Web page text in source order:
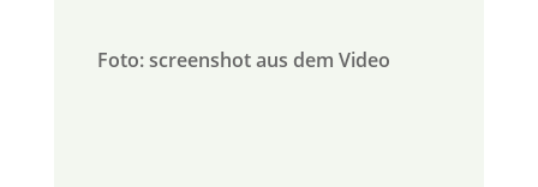
Foto: screenshot aus dem Video